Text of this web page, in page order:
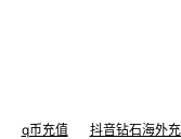
q币充值
抖音钻石海外